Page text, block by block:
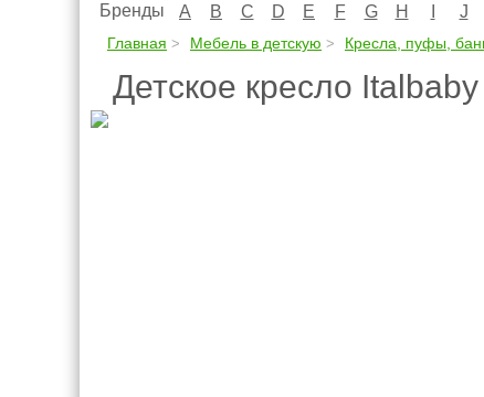
Бренды A B C D E F G H J
Главная Мебель в детскую Кресла, пуфы,
Детское кресло